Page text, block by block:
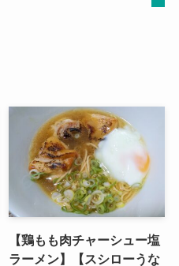
【鶏もも肉チャーシュー塩
ラーメン】【スシローうな